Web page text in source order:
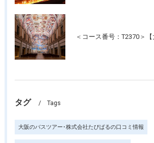
タグ Tags
大阪のバスツアー･株式会社たびぱるの口コミ情報